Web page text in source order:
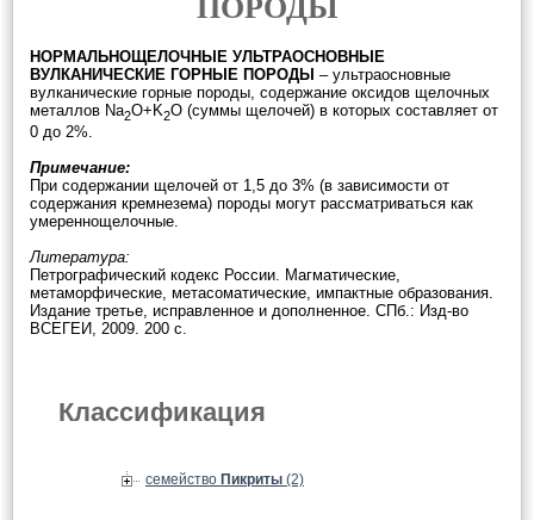
ПОРОДЫ
НОРМАЛЬНОЩЕЛОЧНЫЕ УЛЬТРАОСНОВНЫЕ
ВУЛКАНИЧЕСКИЕ ГОРНЫЕ ПОРОДЫ – ультраосновные
вулканические горные породы, содержание оксидов щелочных
металлов Na2O+K2O (суммы щелочей) в которых составляет от
0 до 2%.
Примечание:
При содержании щелочей от 1,5 до 3% (в зависимости от
содержания кремнезема) породы могут рассматриваться как
умереннощелочные.
Литература:
Петрографический кодекс России. Магматические,
метаморфические, метасоматические, импактные образования.
Издание третье, исправленное и дополненное. СПб.: Изд-во
ВСЕГЕИ, 2009. 200 с.
Классификация
семейство Пикриты (2)